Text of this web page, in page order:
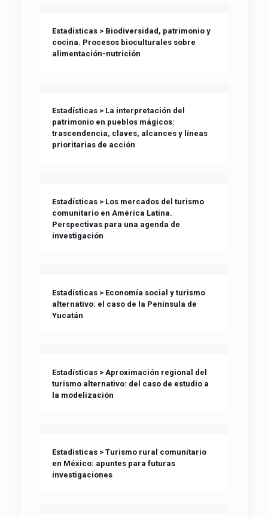
Estadísticas > Biodiversidad, patrimonio y
cocina. Procesos bioculturales sobre
alimentación-nutrición
Estadísticas > La interpretación del
patrimonio en pueblos mágicos:
trascendencia, claves, alcances y líneas
prioritarias de acción
Estadísticas > Los mercados del turismo
comunitario en América Latina.
Perspectivas para una agenda de
investigación
Estadísticas > Economía social y turismo
alternativo: el caso de la Península de
Yucatán
Estadísticas > Aproximación regional del
turismo alternativo: del caso de estudio a
la modelización
Estadísticas > Turismo rural comunitario
en México: apuntes para futuras
investigaciones